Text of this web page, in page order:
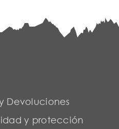
Devoluciones
y protección